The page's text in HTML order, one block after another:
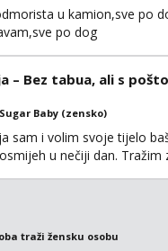
u kamion,sve po
po dog
– Bez tabua, ali s
Sugar Baby (zensko)
sam i volim svoje tijelo
u nečiji dan.
traži žensku osobu